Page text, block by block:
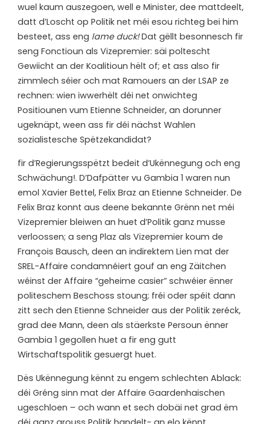
wuel kaum auszegoen, well e Minister, dee mattdeelt,
datt d’Loscht op Politik net méi esou richteg bei him
besteet, ass eng lame duck!Dat gëllt besonnesch fir
seng Fonctioun als Vizepremier: säi poltescht
Gewiicht an der Koalitioun hëlt of; et ass also fir
zimmlech séier och mat Ramouers an der LSAP ze
rechnen: wien iwwerhëlt déi net onwichteg
Positiounen vum Etienne Schneider, an dorunner
ugeknäpt, ween ass fir déi nächst Wahlen
sozialistesche Spëtzekandidat?
fir d’Regierungsspëtzt bedeit d’Ukënnegung och eng
Schwächung!. D’Dafpätter vu Gambia 1 waren nun
emol Xavier Bettel, Felix Braz an Etienne Schneider. De
Felix Braz konnt aus deene bekannte Grënn net méi
Vizepremier bleiwen an huet d’Politik ganz musse
verloossen; a seng Plaz als Vizepremier koum de
François Bausch, deen an indirektem Lien mat der
SREL-Affaire condamnéiert gouf an eng Zäitchen
wéinst der Affaire “geheime casier” schwéier ënner
politeschem Beschoss stoung; fréi oder spéit dann
zitt sech den Etienne Schneider aus der Politik zeréck,
grad dee Mann, deen als stäerkste Persoun ënner
Gambia 1 gegollen huet a fir eng gutt
Wirtschaftspolitik gesuergt huet.
Dës Ukënnegung kënnt zu engem schlechten Ablack:
déi Gréng sinn mat der Affaire Gaardenhaischen
ugeschloen – och wann et sech dobäi net grad ëm